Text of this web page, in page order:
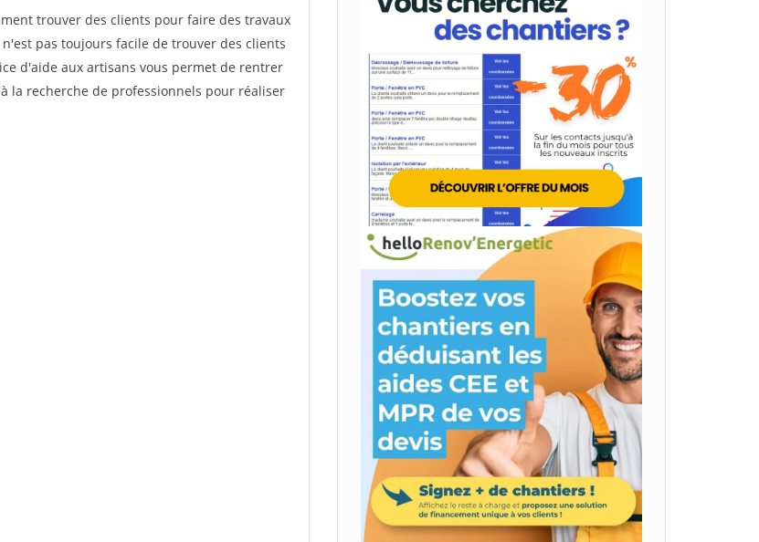
trouver des clients pour faire des travaux
pas toujours facile de trouver des clients
d'aide aux artisans vous permet de rentrer
la recherche de professionnels pour réaliser